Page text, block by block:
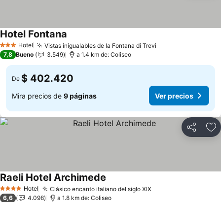
3 Estrellas
Hotel Vistas inigualables de la Fontana di Trevi
Hotel Fontana
7,8 Bueno 3.549 a 1.4 km de: Coliseo
De $ 402.420
Mira precios de 9 páginas Ver precios
Compartir
4 EstrellasHotel Clásico encanto italiano del siglo XIX
Raeli Hotel Archimede
6,6 4.098 a 1.8 km de: Coliseo